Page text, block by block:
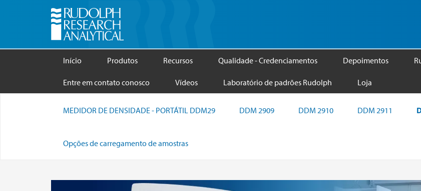
Início Produtos Recursos Qualidade - Credenciamentos Depoimentos
Entre em contato conosco Vídeos Laboratório de padrões Rudolph Loja
MEDIDOR DE DENSIDADE - PORTÁTIL DDM29 DDM 2909 DDM 2910 DDM 2911
Opções de carregamento de amostras